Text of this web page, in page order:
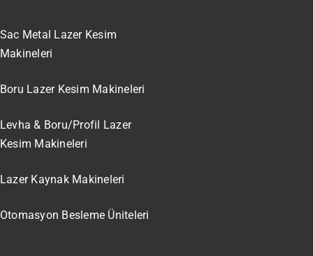
Sac Metal Lazer Kesim
Makineleri
Boru Lazer Kesim Makineleri
Levha & Boru/Profil Lazer
Kesim Makineleri
Lazer Kaynak Makineleri
Otomasyon Besleme Üniteleri